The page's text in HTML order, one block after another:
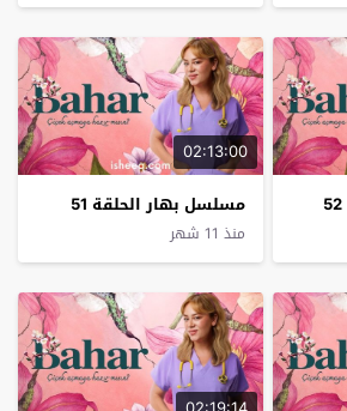
02:13:00
مسلسل بهار الحلقة 51
منذ 11 شهر